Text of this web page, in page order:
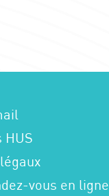
HUS
vous en ligne